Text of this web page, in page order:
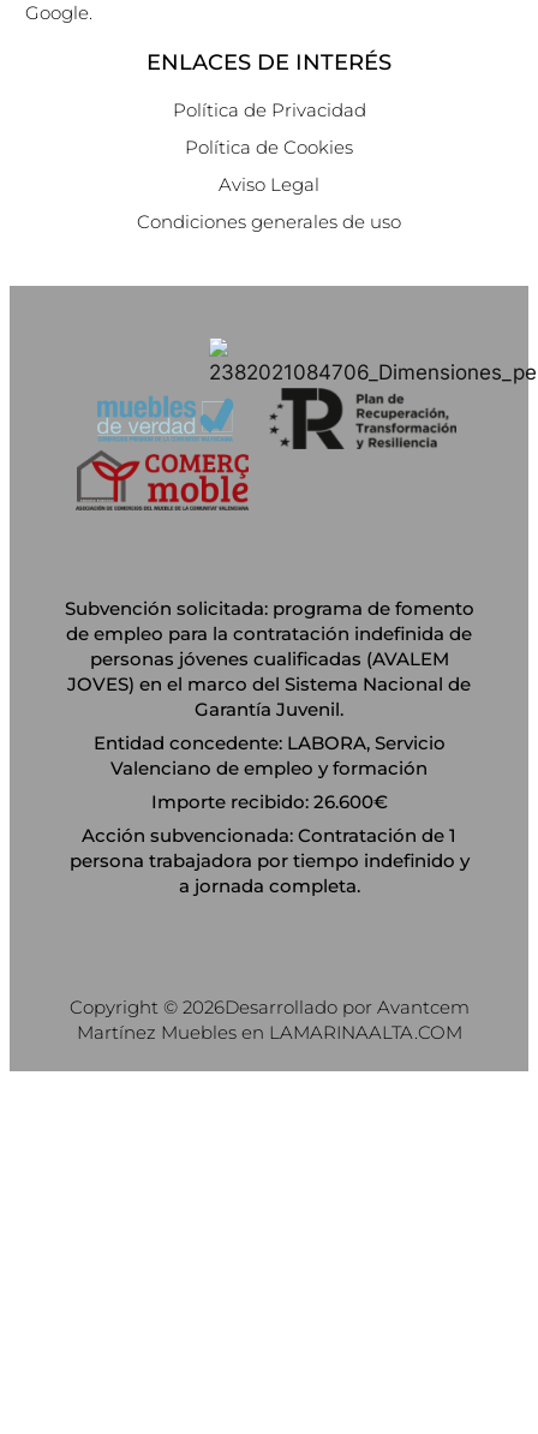
Google.
ENLACES DE INTERÉS
Política de Privacidad
Política de Cookies
Aviso Legal
Condiciones generales de uso
Subvención solicitada: programa de fomento
de empleo para la contratación indefinida de
personas jóvenes cualificadas (AVALEM
JOVES) en el marco del Sistema Nacional de
Garantía Juvenil.
Entidad concedente: LABORA, Servicio
Valenciano de empleo y formación
Importe recibido: 26.600€
Acción subvencionada: Contratación de 1
persona trabajadora por tiempo indefinido y
a jornada completa.
Copyright © 2026Desarrollado por Avantcem
Martínez Muebles en LAMARINAALTA.COM